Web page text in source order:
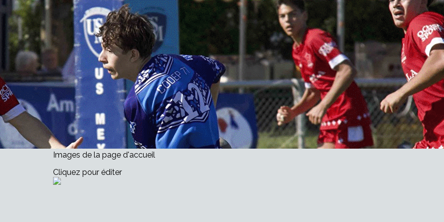
Exporter les lignes sélectionnées
Exporter toutes les colonnes
Exporter uniquement les colonnes affichées
Menu
>
Comment nous aider
Nos soutiens
Nos Partenaires Majeurs
Nos Partenaires Régionaux
?>
Images de la page d'accueil
Cliquez pour éditer